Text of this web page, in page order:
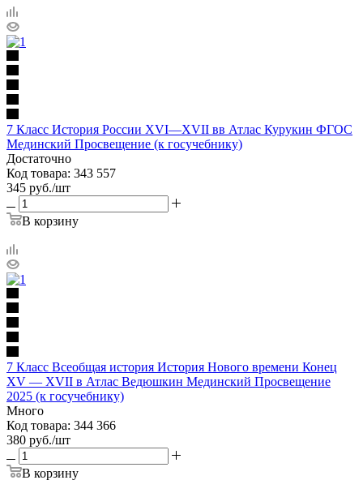
7 Класс История России XVI—XVII вв Атлас Курукин ФГОС
Мединский Просвещение (к госучебнику)
Достаточно
Код товара: 343 557
345 руб./шт
В корзину
7 Класс Всеобщая история История Нового времени Конец
XV — XVII в Атлас Ведюшкин Мединский Просвещение
2025 (к госучебнику)
Много
Код товара: 344 366
380 руб./шт
В корзину